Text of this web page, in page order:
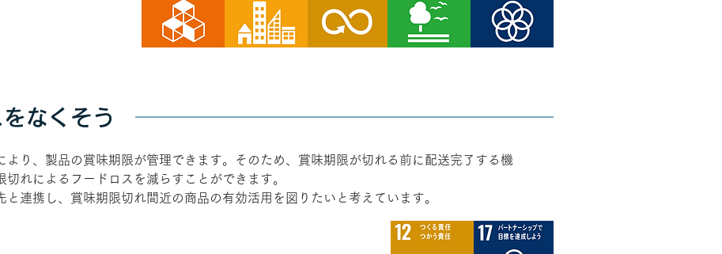
なくそう
より、製品の賞味期限が管理できます。そのため、賞味期限が切れる前に配送完了する機
切れによるフードロスを減らすことができます。
と連携し、賞味期限切れ間近の商品の有効活用を図りたいと考えています。